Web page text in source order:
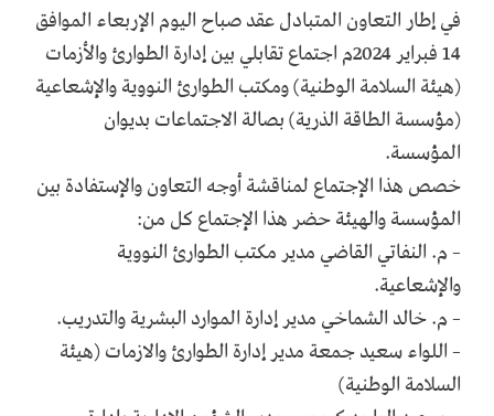
في إطار التعاون المتبادل عقد صباح اليوم الإربعاء الموافق
14 فبراير 2024م اجتماع تقابلي بين إدارة الطوارئ والأزمات
(هيئة السلامة الوطنية) ومكتب الطوارئ النووية والإشعاعية
(مؤسسة الطاقة الذرية) بصالة الاجتماعات بديوان
المؤسسة.
خصص هذا الإجتماع لمناقشة أوجه التعاون والإستفادة بين
المؤسسة والهيئة حضر هذا الإجتماع كل من:
– م. النفاتي القاضي مدير مكتب الطوارئ النووية
والإشعاعية.
– م. خالد الشماخي مدير إدارة الموارد البشرية والتدريب.
– اللواء سعيد جمعة مدير إدارة الطوارئ والازمات (هيئة
السلامة الوطنية)